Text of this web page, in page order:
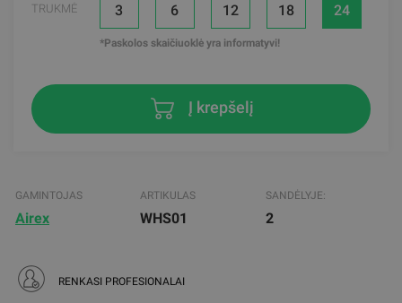
TRUKMĖ 3 6 12 18 24
*Paskolos skaičiuoklė yra informatyvi!
Į krepšelį
GAMINTOJAS
Airex
ARTIKULAS
WHS01
SANDĖLYJE:
2
RENKASI PROFESIONALAI